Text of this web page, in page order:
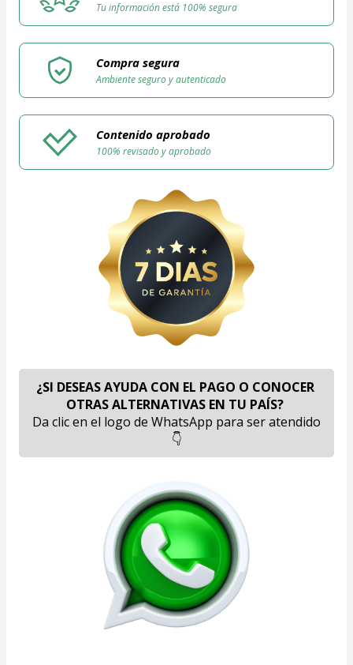
Tu información está 100% segura
Compra segura
Ambiente seguro y autenticado
Contenido aprobado
100% revisado y aprobado
¿SI DESEAS AYUDA CON EL PAGO O CONOCER
OTRAS ALTERNATIVAS EN TU PAÍS?
Da clic en el logo de WhatsApp para ser atendido
👇